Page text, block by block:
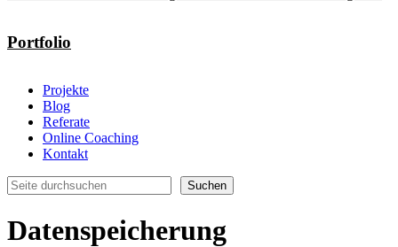
Portfolio
Projekte
Blog
Referate
Online Coaching
Kontakt
Suchen
Suchen
Datenspeicherung